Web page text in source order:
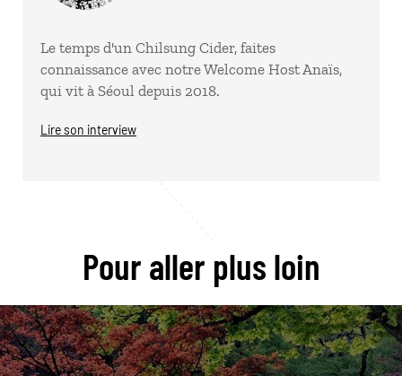
Le temps d'un Chilsung Cider, faites
connaissance avec notre Welcome Host Anaïs,
qui vit à Séoul depuis 2018.
Lire son interview
Pour aller plus loin